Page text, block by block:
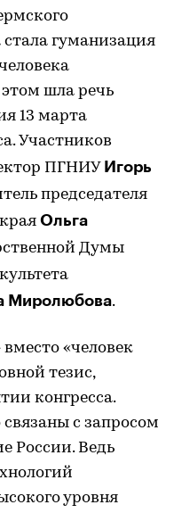
стала гуманизация
шла речь
13 марта
Участников
ПГНИУ Игорь
председателя
Ольга
Думы
Миролюбова.
«человек
тезис,
конгресса.
с запросом
России. Ведь
уровня